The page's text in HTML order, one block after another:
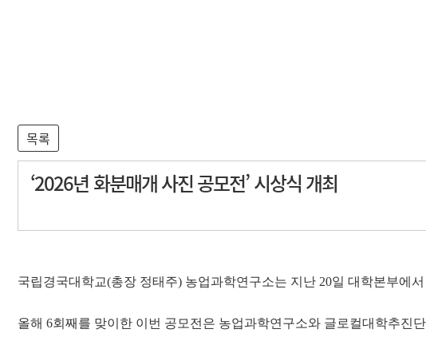
‘2026년 화분매개 사진 공모전’ 시상식 개최
국립경국대학교(총장 정태주) 농업과학연구소는 지난 20일 대학본부에서
올해 6회째를 맞이한 이번 공모전은 농업과학연구소와 글로컬대학추진